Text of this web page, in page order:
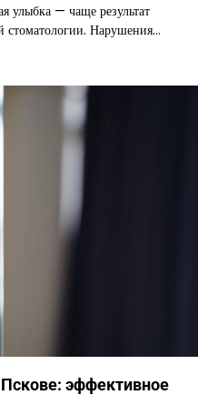
улыбка — чаще результат
стоматологии. Нарушения…
эффективное